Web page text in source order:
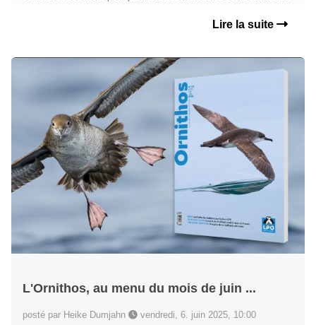
Lire la suite
L'Ornithos, au menu du mois de juin ...
posté par Heike Dumjahn vendredi, 6. juin 2025, 10:00